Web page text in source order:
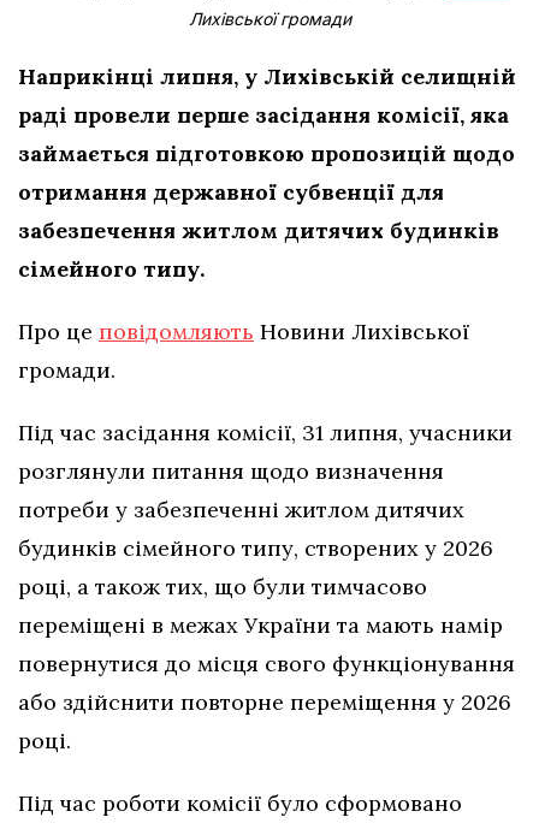
Лихівської громади
Наприкінці липня, у Лихівській селищній
раді провели перше засідання комісії, яка
займається підготовкою пропозицій щодо
отримання державної субвенції для
забезпечення житлом дитячих будинків
сімейного типу.
Про це повідомляють Новини Лихівської
громади.
Під час засідання комісії, 31 липня, учасники
розглянули питання щодо визначення
потреби у забезпеченні житлом дитячих
будинків сімейного типу, створених у 2026
році, а також тих, що були тимчасово
переміщені в межах України та мають намір
повернутися до місця свого функціонування
або здійснити повторне переміщення у 2026
році.
Під час роботи комісії було сформовано